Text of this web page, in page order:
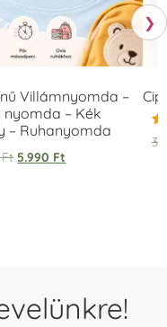
Villámnyomda –
nyomda – Kék
– Ruhanyomda
Ft 5.990 Ft
❯